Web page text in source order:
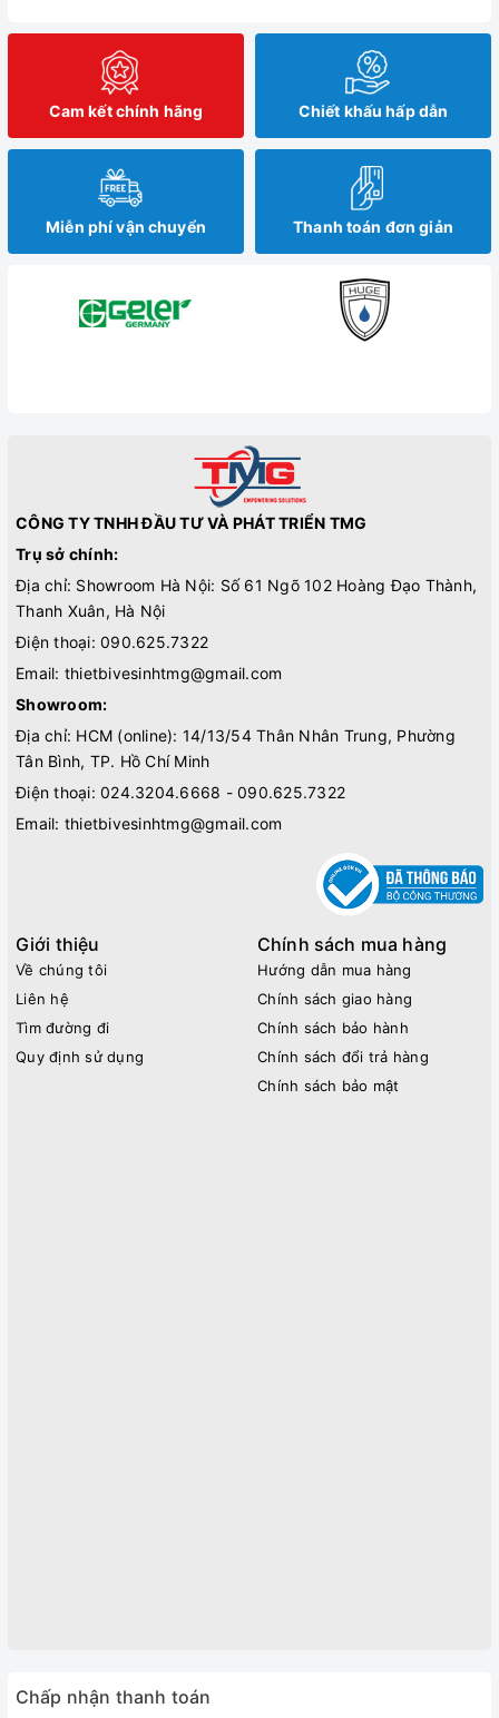
Cam kết chính hãng Chiết khấu hấp dẫn
Miễn phí vận chuyển Thanh toán đơn giản
CÔNG TY TNHH ĐẦU TƯ VÀ PHÁT TRIỂN TMG
Trụ sở chính:
Địa chỉ: Showroom Hà Nội: Số 61 Ngõ 102 Hoàng Đạo Thành,
Thanh Xuân, Hà Nội
Điện thoại: 090.625.7322
Email: thietbivesinhtmg@gmail.com
Showroom:
Địa chỉ: HCM (online): 14/13/54 Thân Nhân Trung, Phường
Tân Bình, TP. Hồ Chí Minh
Điện thoại: 024.3204.6668 - 090.625.7322
Email: thietbivesinhtmg@gmail.com
Giới thiệu
Về chúng tôi
Liên hệ
Tìm đường đi
Quy định sử dụng
Chính sách mua hàng
Hướng dẫn mua hàng
Chính sách giao hàng
Chính sách bảo hành
Chính sách đổi trả hàng
Chính sách bảo mật
Chấp nhận thanh toán